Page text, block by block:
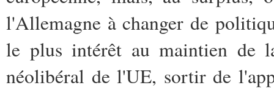
l'Allemagne à changer de
le plus intérêt au maintien de
néolibéral de l'UE, sortir de